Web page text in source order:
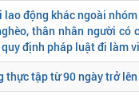
động khác ngoài
thân nhân người có
định pháp luật đi làm
thực tập từ 90 ngày trở lên